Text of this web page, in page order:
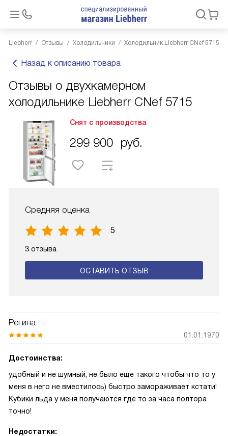
Liebherr Отзывы Холодильники Холодильник Liebherr CNef 5715
Назад к описанию товара
Отзывы о двухкамерном
холодильнике Liebherr CNef 5715
Снят с производства
299 900 руб.
Средняя оценка
5
3 отзыва
ОСТАВИТЬ ОТЗЫВ
Регина
01.01.1970
Достоинства:
удобный и не шумный, не было еще такого чтобы что то у
меня в него не вместилось) быстро замораживает кстати!
Кубики льда у меня получаются где то за часа полтора
точно!
Недостатки: